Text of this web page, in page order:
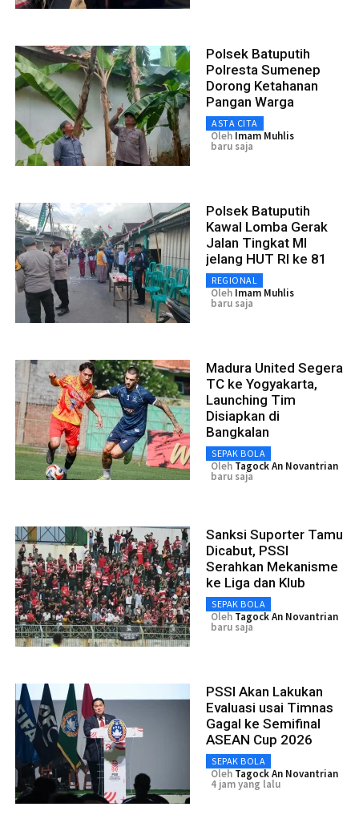
Polsek Batuputih
Polresta Sumenep
Dorong Ketahanan
Pangan Warga
ASTA CITA
Oleh Imam Muhlis
baru saja
Polsek Batuputih
Kawal Lomba Gerak
Jalan Tingkat MI
jelang HUT RI ke 81
REGIONAL
Oleh Imam Muhlis
baru saja
Madura United Segera
TC ke Yogyakarta,
Launching Tim
Disiapkan di
Bangkalan
SEPAK BOLA
Oleh Tagock An Novantrian
baru saja
Sanksi Suporter Tamu
Dicabut, PSSI
Serahkan Mekanisme
ke Liga dan Klub
SEPAK BOLA
Oleh Tagock An Novantrian
baru saja
PSSI Akan Lakukan
Evaluasi usai Timnas
Gagal ke Semifinal
ASEAN Cup 2026
SEPAK BOLA
Oleh Tagock An Novantrian
4 jam yang lalu